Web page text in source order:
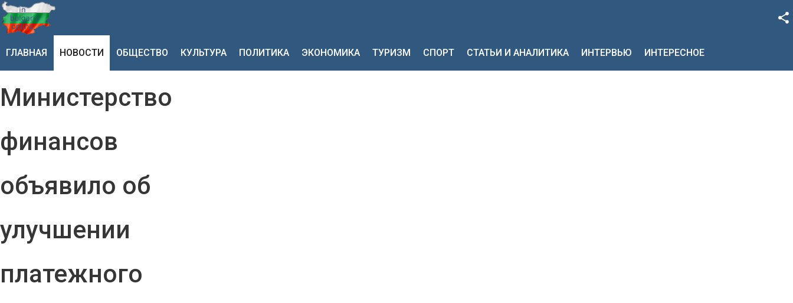
Google+
ГЛАВНАЯ НОВОСТИ ОБЩЕСТВО КУЛЬТУРА ПОЛИТИКА ЭКОНОМИКА ТУРИЗМ СПОРТ СТАТЬИ И АНАЛИТИКА ИНТЕРВЬЮ ИНТЕРЕСНОЕ
Министерство
финансов
объявило об
улучшении
платежного